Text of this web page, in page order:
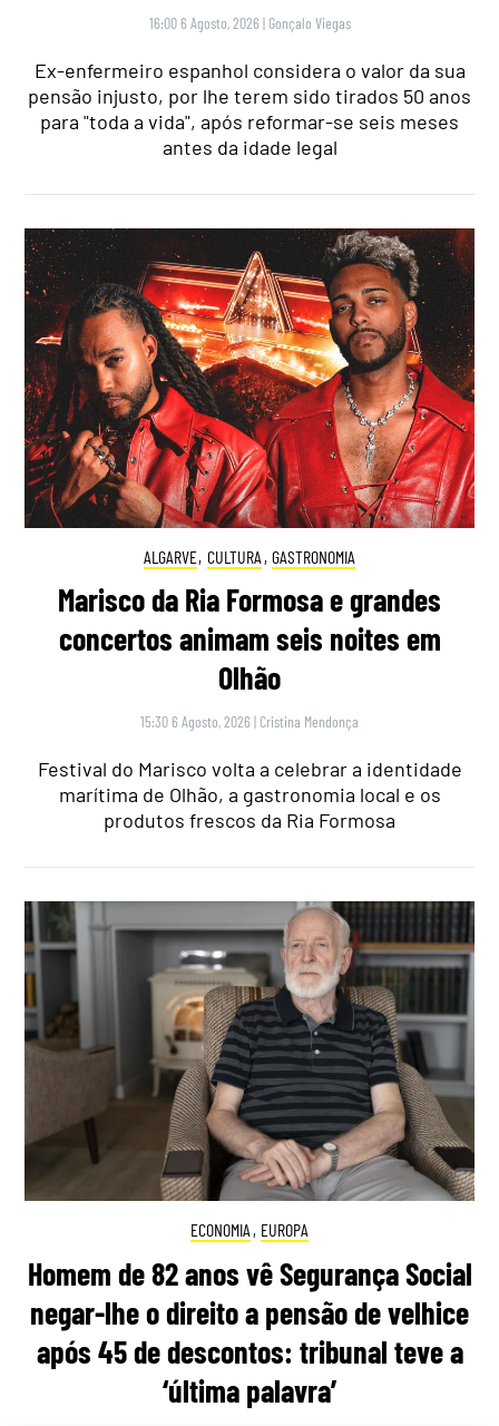
16:00 6 Agosto, 2026 | Gonçalo Viegas
Ex-enfermeiro espanhol considera o valor da sua
pensão injusto, por lhe terem sido tirados 50 anos
para "toda a vida", após reformar-se seis meses
antes da idade legal
ALGARVE, CULTURA , GASTRONOMIA
Marisco da Ria Formosa e grandes
concertos animam seis noites em
Olhão
15:30 6 Agosto, 2026 | Cristina Mendonça
Festival do Marisco volta a celebrar a identidade
marítima de Olhão, a gastronomia local e os
produtos frescos da Ria Formosa
ECONOMIA , EUROPA
Homem de 82 anos vê Segurança Social
negar-lhe o direito a pensão de velhice
após 45 de descontos: tribunal teve a
‘última palavra’